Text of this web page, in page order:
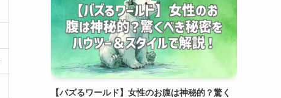
【バズるワールド】女性のお腹は神秘的？驚く